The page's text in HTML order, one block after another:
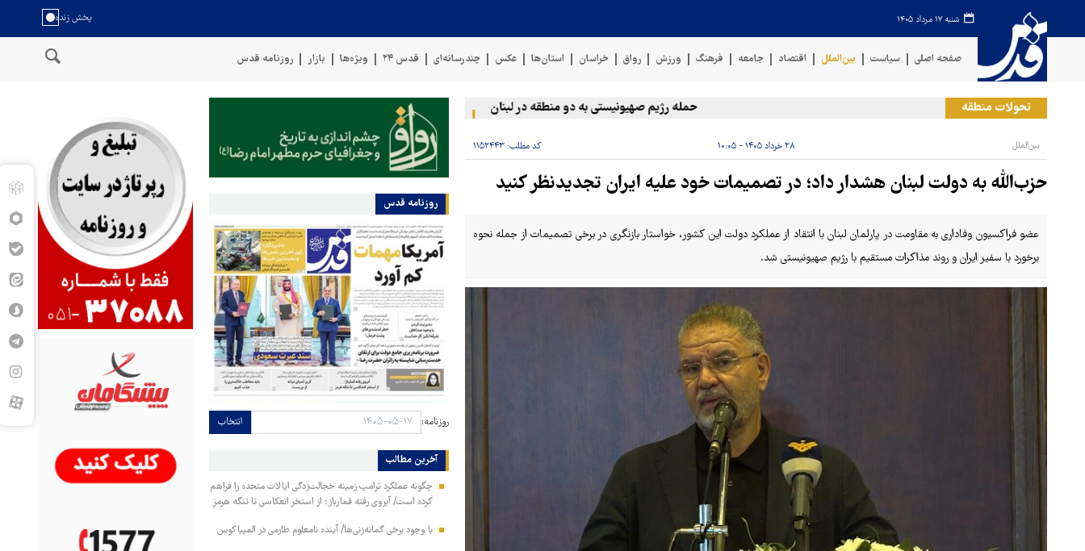
شنبه ۱۷ مرداد ۱۴۰۵
صفحه اصلی سیاست بین‌الملل اقتصاد جامعه فرهنگ ورزش رواق خراسان استان‌ها عکس چندرسانه‌ای قدس ۲۴ ویژه‌ها بازار روزنامه قدس
تحولات منطقه حمله رژیم صهیونیستی به دو منطقه در لبنان وقوع حادثه دریایی در سواحل عمان
بین‌الملل ۲۸ خرداد ۱۴۰۵ - ۱۰:۰۵ کد مطلب: ۱۱۵۲۴۴۳
حزب‌الله به دولت لبنان هشدار داد؛ در تصمیمات خود علیه ایران تجدیدنظر کنید
عضو فراکسیون وفاداری به مقاومت در پارلمان لبنان با انتقاد از عملکرد دولت این کشور، خواستار بازنگری در برخی تصمیمات از جمله نحوه
برخورد با سفیر ایران و روند مذاکرات مستقیم با رژیم صهیونیستی شد.
روزنامه قدس
روزنامه: انتخاب
آخرین مطالب
چگونه عملکرد ترامپ زمینه خجالت‌زدگی ایالات متحده را فراهم
کرده است/ آبروی رفته قمارباز؛ از استخر انعکاسی تا تنگه هرمز
با وجود برخی گمانه‌زنی‌ها/ آینده نامعلوم طارمی در المپیاکوس